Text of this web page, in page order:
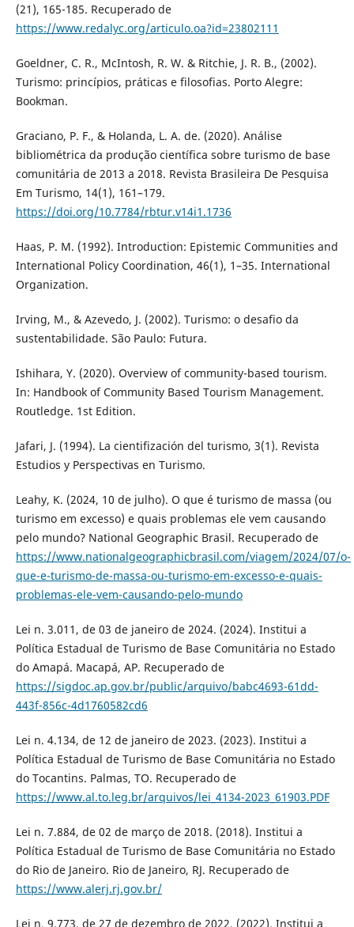
(21), 165-185. Recuperado de
https://www.redalyc.org/articulo.oa?id=23802111
Goeldner, C. R., McIntosh, R. W. & Ritchie, J. R. B., (2002).
Turismo: princípios, práticas e filosofias. Porto Alegre:
Bookman.
Graciano, P. F., & Holanda, L. A. de. (2020). Análise
bibliométrica da produção científica sobre turismo de base
comunitária de 2013 a 2018. Revista Brasileira De Pesquisa
Em Turismo, 14(1), 161–179.
https://doi.org/10.7784/rbtur.v14i1.1736
Haas, P. M. (1992). Introduction: Epistemic Communities and
International Policy Coordination, 46(1), 1–35. International
Organization.
Irving, M., & Azevedo, J. (2002). Turismo: o desafio da
sustentabilidade. São Paulo: Futura.
Ishihara, Y. (2020). Overview of community-based tourism.
In: Handbook of Community Based Tourism Management.
Routledge. 1st Edition.
Jafari, J. (1994). La cientifización del turismo, 3(1). Revista
Estudios y Perspectivas en Turismo.
Leahy, K. (2024, 10 de julho). O que é turismo de massa (ou
turismo em excesso) e quais problemas ele vem causando
pelo mundo? National Geographic Brasil. Recuperado de
https://www.nationalgeographicbrasil.com/viagem/2024/07/o-
que-e-turismo-de-massa-ou-turismo-em-excesso-e-quais-
problemas-ele-vem-causando-pelo-mundo
Lei n. 3.011, de 03 de janeiro de 2024. (2024). Institui a
Política Estadual de Turismo de Base Comunitária no Estado
do Amapá. Macapá, AP. Recuperado de
https://sigdoc.ap.gov.br/public/arquivo/babc4693-61dd-
443f-856c-4d1760582cd6
Lei n. 4.134, de 12 de janeiro de 2023. (2023). Institui a
Política Estadual de Turismo de Base Comunitária no Estado
do Tocantins. Palmas, TO. Recuperado de
https://www.al.to.leg.br/arquivos/lei_4134-2023_61903.PDF
Lei n. 7.884, de 02 de março de 2018. (2018). Institui a
Política Estadual de Turismo de Base Comunitária no Estado
do Rio de Janeiro. Rio de Janeiro, RJ. Recuperado de
https://www.alerj.rj.gov.br/
Lei n. 9.773, de 27 de dezembro de 2022. (2022). Institui a